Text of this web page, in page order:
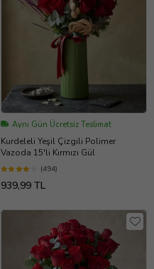
Aynı Gün Ücretsiz Teslimat
Kurdeleli Yeşil Çizgili Polimer
Vazoda 15'li Kırmızı Gül
(494)
939,99 TL